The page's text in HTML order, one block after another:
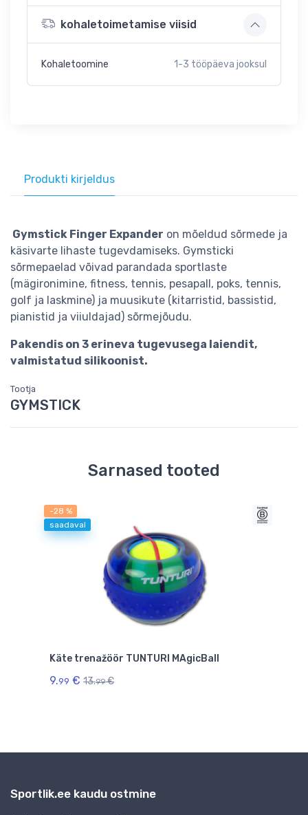
kohaletoimetamise viisid
Kohaletoomine 1-3 tööpäeva jooksul
Produkti kirjeldus
Gymstick Finger Expander on mõeldud sõrmede ja
käsivarte lihaste tugevdamiseks. Gymsticki
sõrmepaelad võivad parandada sportlaste
(mägironimine, fitness, tennis, pesapall, poks, tennis,
golf ja laskmine) ja muusikute (kitarristid, bassistid,
pianistid ja viiuldajad) sõrmejõudu.
Pakendis on 3 erineva tugevusega laiendit,
valmistatud silikoonist.
Tootja
GYMSTICK
Sarnased tooted
-28 %
saadaval
Käte trenažöör TUNTURI MAgicBall
9.99 € 13.99€
Sportlik.ee kaudu ostmine